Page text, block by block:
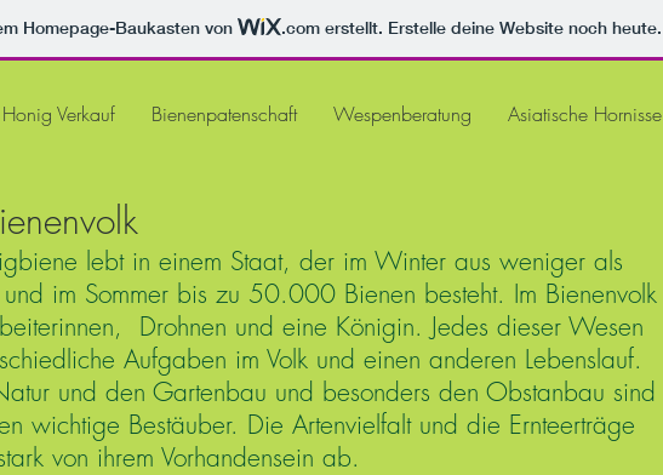
Homepage-Baukasten von .com erstellt. Erstelle deine Website noch heute.
Honig Verkauf Bienenpatenschaft Wespenberatung Asiatische Hornisse
lebt in einem Staat, der im Winter aus weniger als
im Sommer bis zu 50.000 Bienen besteht. Im Bienenvolk
Drohnen und eine Königin. Jedes dieser Wesen
Aufgaben im Volk und einen anderen Lebenslauf.
und den Gartenbau und besonders den Obstanbau sind
wichtige Bestäuber. Die Artenvielfalt und die Ernteerträge
von ihrem Vorhandensein ab.